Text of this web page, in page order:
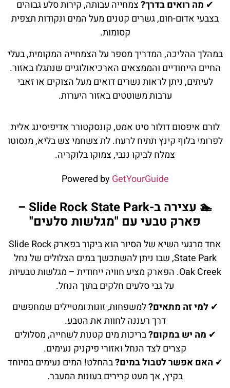
✔ מה רואים בדרך?צמחייה עבותה, קירות סלע גבוהים
בצבעי אדום-חום, גשרים קטנים מעל המים ונקודות תצפית
קסומות.
במהלך ההליכה, המדריך מספר על הצמחייה המקומית, בעלי
החיים הייחודיים והממצאים הארכיאולוגיים שנתגלו באזור.
לעיתים, ניתן לראות נשרים דואים מעל הצוקים או זאבי
ערבות משוטטים באזור היערות.
לורם איפסום דולור סיט אמט, קונסקטורר אדיפיסינג אלית
לפרומי בלוף קינץ תתיח לרעח. לת צשחמי צש בליא, מנסוטו
צמלח לביקו ננבי, צמוקו בלוקריה.
Powered byGetYourGuide
🏊 עצירה ב-Slide Rock State Park –
פארק טבעי עם "מגלשות סלעים"
אחד מרגעי השיא של הסיור הוא ביקור בפארק Slide Rock
State Park, שבו ניתן להשתכשך במים הצלולים של נחל
Oak Creek. הפארק מציע חוויה ייחודית – מגלשות טבעיות
על גבי סלעים חלקים בתוך הנחל.
✔למי זה מתאים?למשפחות, זוגות ומטיילים שמחפשים
דרך רעננה לחוות את הטבע.
✔ מה יש במקום?בריכות מים קטנות לשחייה, מסלולים
קצרים לצד הנחל ואזורי פיקניק נעימים.
✔ האם אפשר לטבול במים?בהחלט! המים נעימים במיוחד
בקיץ, אך מעט קרירים בעונות המעבר.